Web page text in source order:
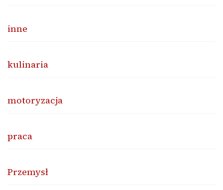
inne
kulinaria
motoryzacja
praca
Przemysł